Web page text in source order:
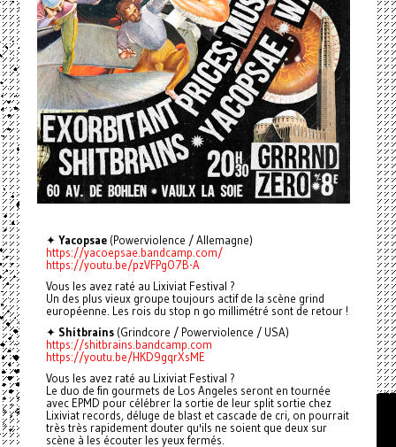
✦ Yacopsae(Powerviolence / Allemagne)
https://yacoepsae.bandcamp.com/
https://youtu.be/pzVFPgO7B-A
Vous les avez raté au Lixiviat Festival ?
Un des plus vieux groupe toujours actif de la scène grind
européenne. Les rois du stop n go millimétré sont de retour !
✦ Shitbrains(Grindcore / Powerviolence / USA)
https://shitbrains.bandcamp.com
https://youtu.be/HKD9gqrXsME
Vous les avez raté au Lixiviat Festival ?
Le duo de fin gourmets de Los Angeles seront en tournée
avec EPMD pour célébrer la sortie de leur split sortie chez
Lixiviat records, déluge de blast et cascade de cri, on pourrait
très très rapidement douter qu'ils ne soient que deux sur
scène à les écouter les yeux fermés.